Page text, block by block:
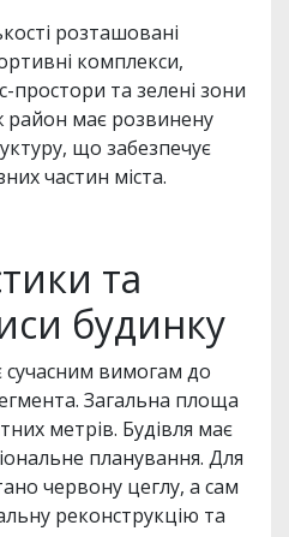
розташовані
комплекси,
простори та зелені зони
район має розвинену
що забезпечує
частин міста.
та
будинку
сучасним вимогам до
Загальна площа
метрів. Будівля має
планування. Для
червону цеглу, а сам
реконструкцію та